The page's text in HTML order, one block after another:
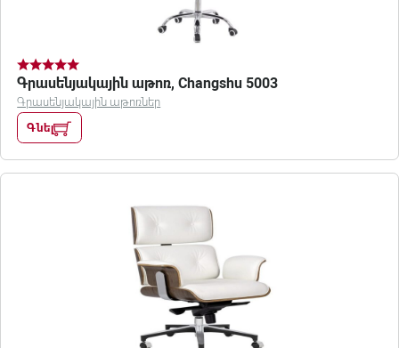
Գրասենյակային աթոռ, Changshu 5003
Գրասենյակային աթոռներ
Գնել